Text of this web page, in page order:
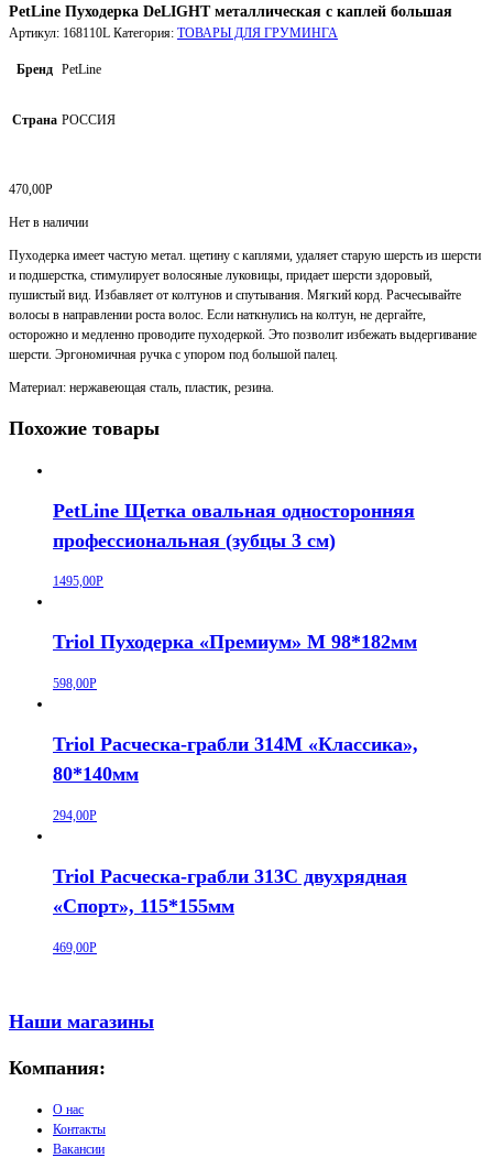
PetLine Пуходерка DeLIGHT металлическая с каплей большая
Артикул: 168110L Категория: ТОВАРЫ ДЛЯ ГРУМИНГА
Бренд PetLine
Страна РОССИЯ
470,00Р
Нет в наличии
Пуходерка имеет частую метал. щетину с каплями, удаляет старую шерсть из шерсти
и подшерстка, стимулирует волосяные луковицы, придает шерсти здоровый,
пушистый вид. Избавляет от колтунов и спутывания. Мягкий корд. Расчесывайте
волосы в направлении роста волос. Если наткнулись на колтун, не дергайте,
осторожно и медленно проводите пуходеркой. Это позволит избежать выдергивание
шерсти. Эргономичная ручка с упором под большой палец.
Материал: нержавеющая сталь, пластик, резина.
Похожие товары
PetLine Щетка овальная односторонняя
профессиональная (зубцы 3 см)
1495,00Р
Triol Пуходерка «Премиум» М 98*182мм
598,00Р
Triol Расческа-грабли 314M «Классика»,
80*140мм
294,00Р
Triol Расческа-грабли 313C двухрядная
«Спорт», 115*155мм
469,00Р
Наши магазины
Компания:
О нас
Контакты
Вакансии